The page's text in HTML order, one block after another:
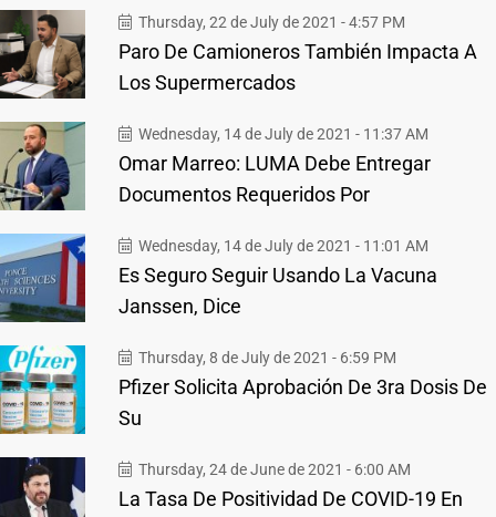
Thursday, 22 de July de 2021 - 4:57 PM
Paro De Camioneros También Impacta A
Los Supermercados
Wednesday, 14 de July de 2021 - 11:37 AM
Omar Marreo: LUMA Debe Entregar
Documentos Requeridos Por
Wednesday, 14 de July de 2021 - 11:01 AM
Es Seguro Seguir Usando La Vacuna
Janssen, Dice
Thursday, 8 de July de 2021 - 6:59 PM
Pfizer Solicita Aprobación De 3ra Dosis De
Su
Thursday, 24 de June de 2021 - 6:00 AM
La Tasa De Positividad De COVID-19 En